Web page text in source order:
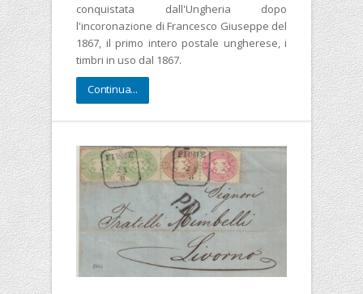
conquistata dall'Ungheria dopo
l'incoronazione di Francesco Giuseppe del
1867, il primo intero postale ungherese, i
timbri in uso dal 1867.
Continua...